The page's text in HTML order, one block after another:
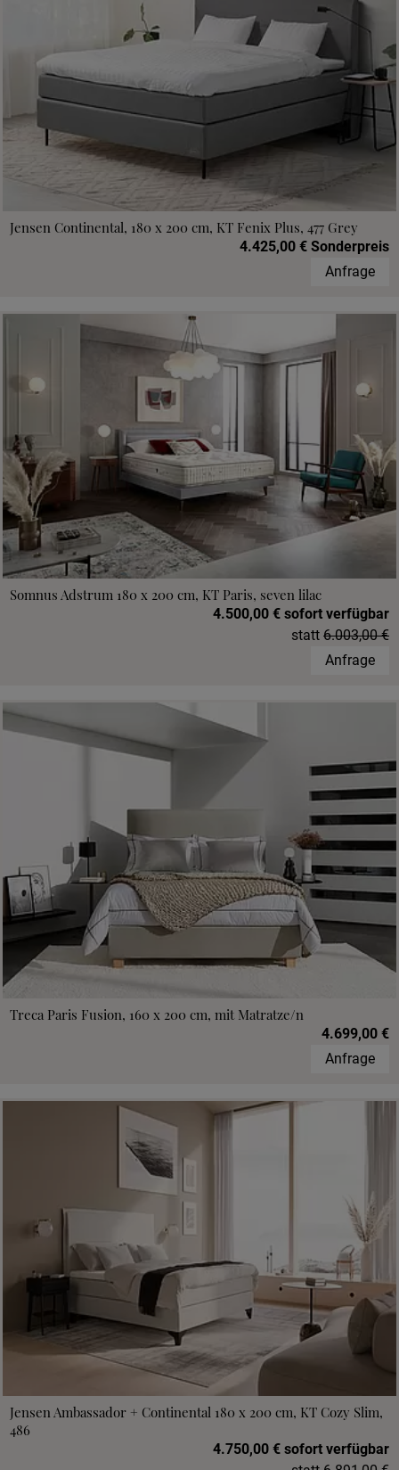
Jensen Continental, 180 x 200 cm, KT Fenix Plus, 477 Grey
4.425,00 € Sonderpreis
Anfrage
Somnus Adstrum 180 x 200 cm, KT Paris, seven lilac
4.500,00 € sofort verfügbar
statt 6.003,00 €
Anfrage
Treca Paris Fusion, 160 x 200 cm, mit Matratze/n
4.699,00 €
Anfrage
Jensen Ambassador + Continental 180 x 200 cm, KT Cozy Slim,
486
4.750,00 € sofort verfügbar